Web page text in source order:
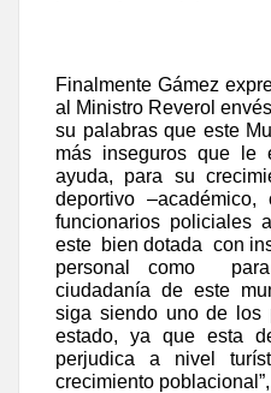
Finalmente Gámez
al Ministro Reverol
su palabras que este
más inseguros que le
ayuda, para su
deportivo
funcionarios policiales
este bien dotada con
personal como
ciudadanía de este
siga siendo uno de los
estado, ya que esta
perjudica a nivel
crecimiento